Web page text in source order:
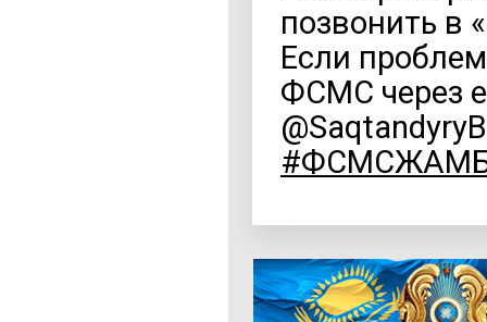
позвонить в
Если
ФСМС через